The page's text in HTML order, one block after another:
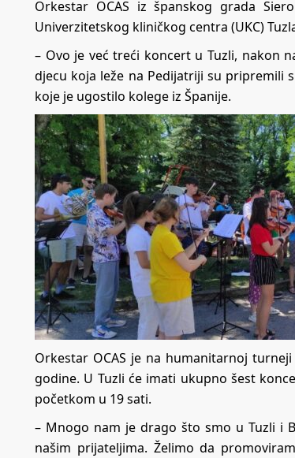
Orkestar OCAS iz španskog grada
Univerzitetskog kliničkog centra (UKC)
– Ovo je već treći koncert u Tuzli, nakon
djecu koja leže na Pedijatriji su pripremili
koje je ugostilo kolege iz Španije.
Orkestar OCAS je na humanitarnoj
godine. U Tuzli će imati ukupno šest
početkom u 19 sati.
– Mnogo nam je drago što smo u Tuzli i
našim prijateljima. Želimo da